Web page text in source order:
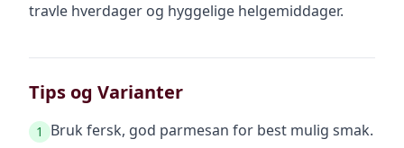
travle hverdager og hyggelige helgemiddager.
Tips og Varianter
1 Bruk fersk, god parmesan for best mulig smak.